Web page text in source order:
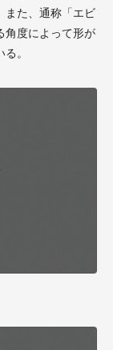
また、通称「エビ
角度によって形が
。